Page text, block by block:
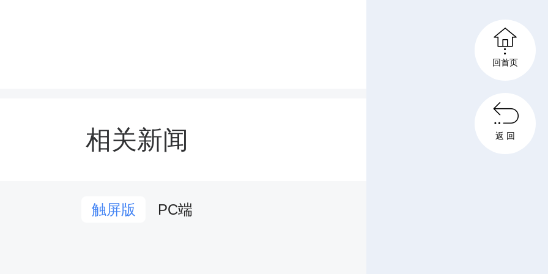
容鲜活、形式新颖的节目轮番上
朗诵等多种形式，孩子们用质朴
相关新闻
触屏版 PC端

回首页

返 回